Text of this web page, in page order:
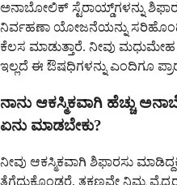
ಅನಾಬೋಲಿಕ್ ಸ್ಟೆರಾಯ್ಡ್‌ಗಳನ್ನು
ನಿರ್ವಹಣಾ ಯೋಜನೆಯನ್ನು
ಕೆಲಸ ಮಾಡುತ್ತಾರೆ. ನೀವು
ಇಲ್ಲದೆ ಈ ಔಷಧಿಗಳನ್ನು ಎಂದಿಗೂ
ನಾನು ಆಕಸ್ಮಿಕವಾಗಿ ಹೆಚ್ಚು
ಏನು ಮಾಡಬೇಕು?
ನೀವು ಆಕಸ್ಮಿಕವಾಗಿ ಶಿಫಾರಸು
ತೆಗೆದುಕೊಂಡರೆ, ತಕ್ಷಣವೇ ನಿಮ್ಮ